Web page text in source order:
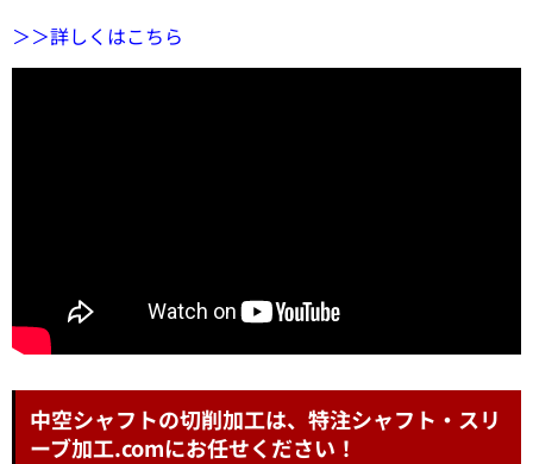
＞＞詳しくはこちら
中空シャフトの切削加工は、特注シャフト・スリ
ーブ加工.comにお任せください！